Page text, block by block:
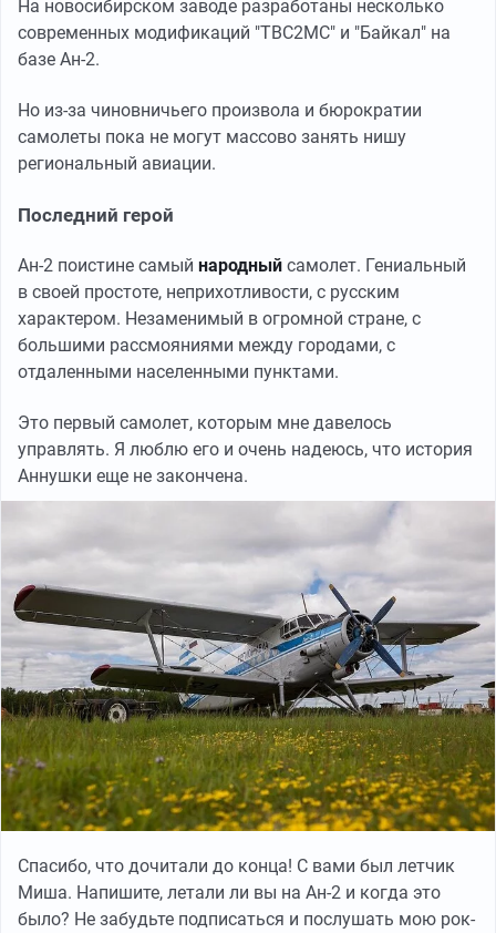
На новосибирском заводе разработаны несколько
современных модификаций "ТВС2МС" и "Байкал" на
базе Ан-2.
Но из-за чиновничьего произвола и бюрократии
самолеты пока не могут массово занять нишу
региональный авиации.
Последний герой
Ан-2 поистине самый народный самолет. Гениальный
в своей простоте, неприхотливости, с русским
характером. Незаменимый в огромной стране, с
большими рассмояниями между городами, с
отдаленными населенными пунктами.
Это первый самолет, которым мне давелось
управлять. Я люблю его и очень надеюсь, что история
Аннушки еще не закончена.
Спасибо, что дочитали до конца! С вами был летчик
Миша. Напишите, летали ли вы на Ан-2 и когда это
было? Не забудьте подписаться и послушать мою рок-